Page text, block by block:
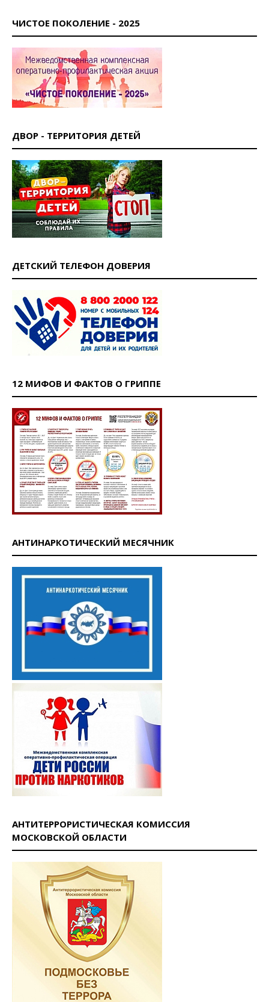
ЧИСТОЕ ПОКОЛЕНИЕ - 2025
ДВОР - ТЕРРИТОРИЯ ДЕТЕЙ
ДЕТСКИЙ ТЕЛЕФОН ДОВЕРИЯ
12 МИФОВ И ФАКТОВ О ГРИППЕ
АНТИНАРКОТИЧЕСКИЙ МЕСЯЧНИК
АНТИТЕРРОРИСТИЧЕСКАЯ КОМИССИЯ
МОСКОВСКОЙ ОБЛАСТИ